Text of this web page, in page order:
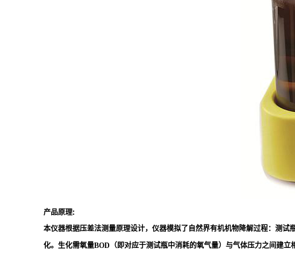
产品原理:
本仪器根据压差法测量原理设计，仪器模拟了自然界有机机物降解过程：测
化。生化需氧量BOD（即对应于测试瓶中消耗的氧气量）与气体压力之间建